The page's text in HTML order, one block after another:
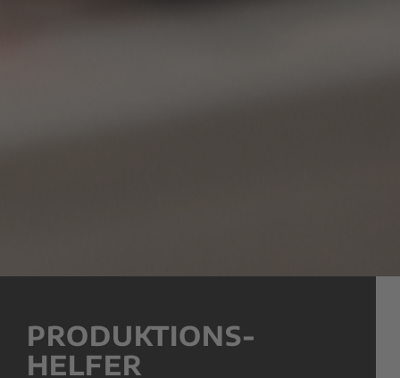
PRODUKTIONS­
HELFER